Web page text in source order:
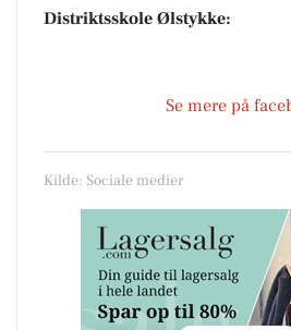
Distriktsskole Ølstykke:
Se mere på
Kilde: Sociale medier